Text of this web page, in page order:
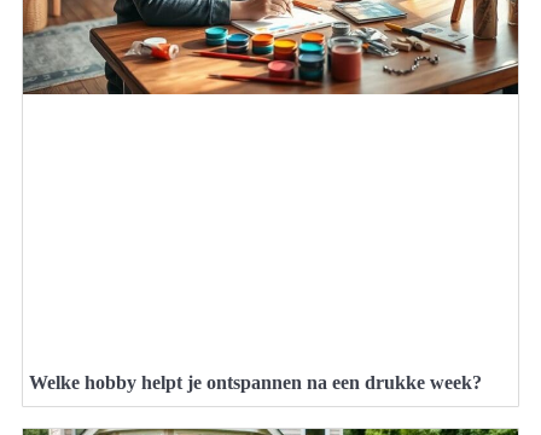
Welke hobby helpt je ontspannen na een drukke week?